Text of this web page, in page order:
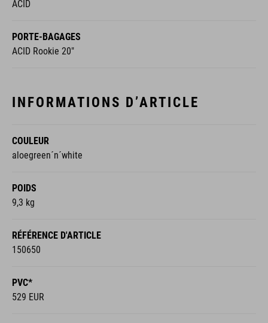
ACID
PORTE-BAGAGES
ACID Rookie 20"
INFORMATIONS D’ARTICLE
COULEUR
aloegreen´n´white
POIDS
9,3 kg
RÉFÉRENCE D'ARTICLE
150650
PVC*
529 EUR